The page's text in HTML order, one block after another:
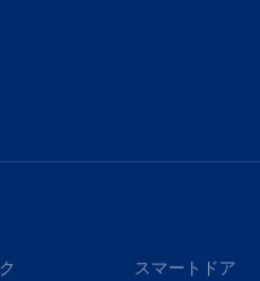
スマートドア